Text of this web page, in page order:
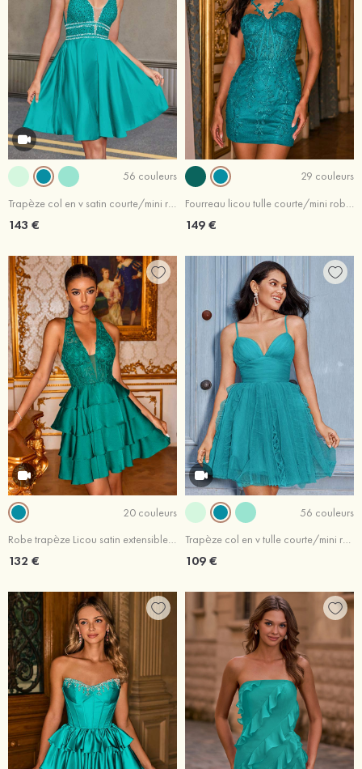
56 couleurs
Trapèze col en v satin courte/mini robe de fête de la rentrée avec cristal
143 €
29 couleurs
Fourreau licou tulle courte/mini robe de fête de la rentré avec dentelle
149 €
20 couleurs
Robe trapèze Licou satin extensible courte/mini robe de fête de la rentrée
132 €
56 couleurs
Trapèze col en v tulle courte/mini robe de fête de la rentrée avec volants
109 €